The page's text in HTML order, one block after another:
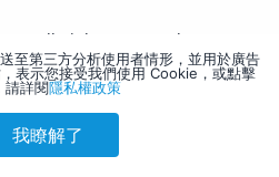
優惠 會員訂購
All Rights Reserved.
至第三方分析使用者情形，並用於廣告
表示您接受我們使用 Cookie，或點擊
請詳閱隱私權政策
我瞭解了